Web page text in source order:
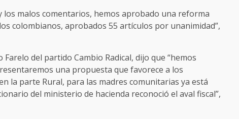
los malos comentarios, hemos aprobado una reforma
colombianos, aprobados 55 artículos por unanimidad”,
del partido Cambio Radical, dijo que “hemos
una propuesta que favorece a los
la parte Rural, para las madres comunitarias ya está
del ministerio de hacienda reconoció el aval fiscal”,